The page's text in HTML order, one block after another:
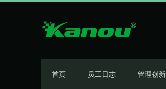
首页 员工日志 管理创新